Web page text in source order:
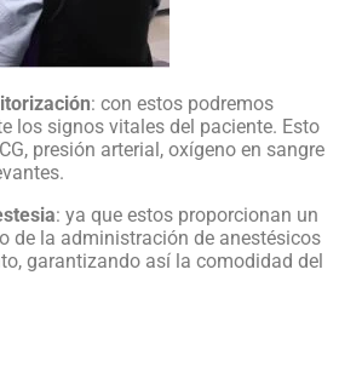
: con estos podremos
los signos vitales del paciente. Esto
presión arterial, oxígeno en sangre
: ya que estos proporcionan un
de la administración de anestésicos
garantizando así la comodidad del